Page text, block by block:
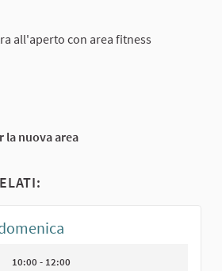
all'aperto con area fitness
la nuova area
10:00 - 12:00